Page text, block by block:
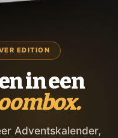
EDITION
in een
Adventskalender,